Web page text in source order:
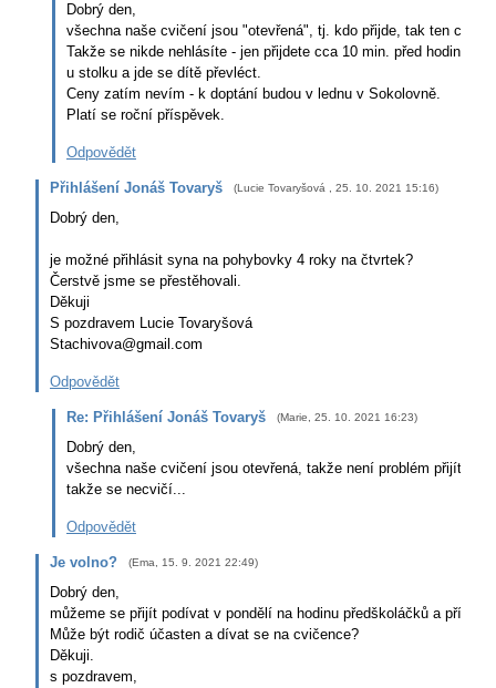
Dobrý den,
všechna naše cvičení jsou "otevřená", tj. kdo přijde, tak ten
Takže se nikde nehlásíte - jen přijdete cca 10 min. před hodinou,
u stolku a jde se dítě převléct.
Ceny zatím nevím - k doptání budou v lednu v Sokolovně.
Platí se roční příspěvek.
Odpovědět
Přihlášení Jonáš Tovaryš (Lucie Tovaryšová 25. 10. 2021 15:16)
Dobrý den,
je možné přihlásit syna na pohybovky 4 roky na čtvrtek?
Čerstvě jsme se přestěhovali.
Děkuji
S pozdravem Lucie Tovaryšová
Stachivova@gmail.com
Odpovědět
Re: Přihlášení Jonáš Tovaryš (Marie 25. 10. 2021 16:23)
Dobrý den,
všechna naše cvičení jsou otevřená, takže není problém přijít -
takže se necvičí...
Odpovědět
Je volno? (Ema 15. 9. 2021 22:49)
Dobrý den,
můžeme se přijít podívat v pondělí na hodinu předškoláčků a
Může být rodič účasten a dívat se na cvičence?
Děkuji.
s pozdravem,